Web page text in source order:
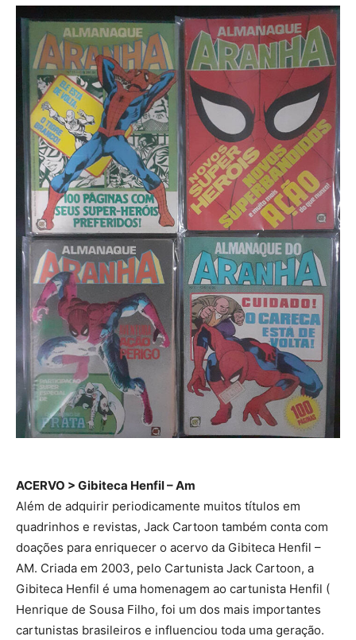
ACERVO > Gibiteca Henfil – Am
Além de adquirir periodicamente muitos títulos em
quadrinhos e revistas, Jack Cartoon também conta com
doações para enriquecer o acervo da Gibiteca Henfil –
AM. Criada em 2003, pelo Cartunista Jack Cartoon, a
Gibiteca Henfil é uma homenagem ao cartunista Henfil (
Henrique de Sousa Filho, foi um dos mais importantes
cartunistas brasileiros e influenciou toda uma geração.